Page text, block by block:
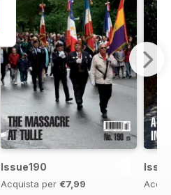
Issue190
Acquista per €7,99